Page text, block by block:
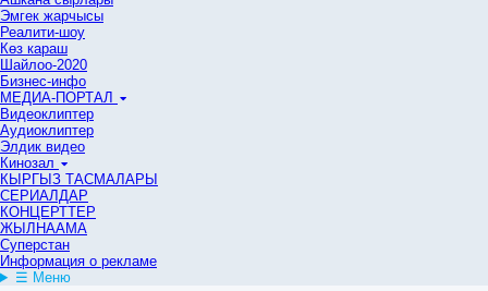
Эмгек жарчысы
Реалити-шоу
Көз караш
Шайлоо-2020
Бизнес-инфо
МЕДИА-ПОРТАЛ
Видеоклиптер
Аудиоклиптер
Элдик видео
Кинозал
КЫРГЫЗ ТАСМАЛАРЫ
СЕРИАЛДАР
КОНЦЕРТТЕР
ЖЫЛНААМА
Суперстан
Информация о рекламе
☰ Меню